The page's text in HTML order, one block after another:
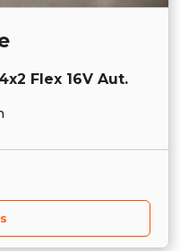
Flex 16V Aut.